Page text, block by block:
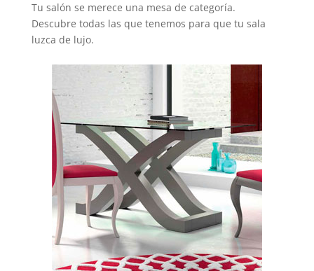
Tu salón se merece una mesa de categoría.
Descubre todas las que tenemos para que tu sala
luzca de lujo.